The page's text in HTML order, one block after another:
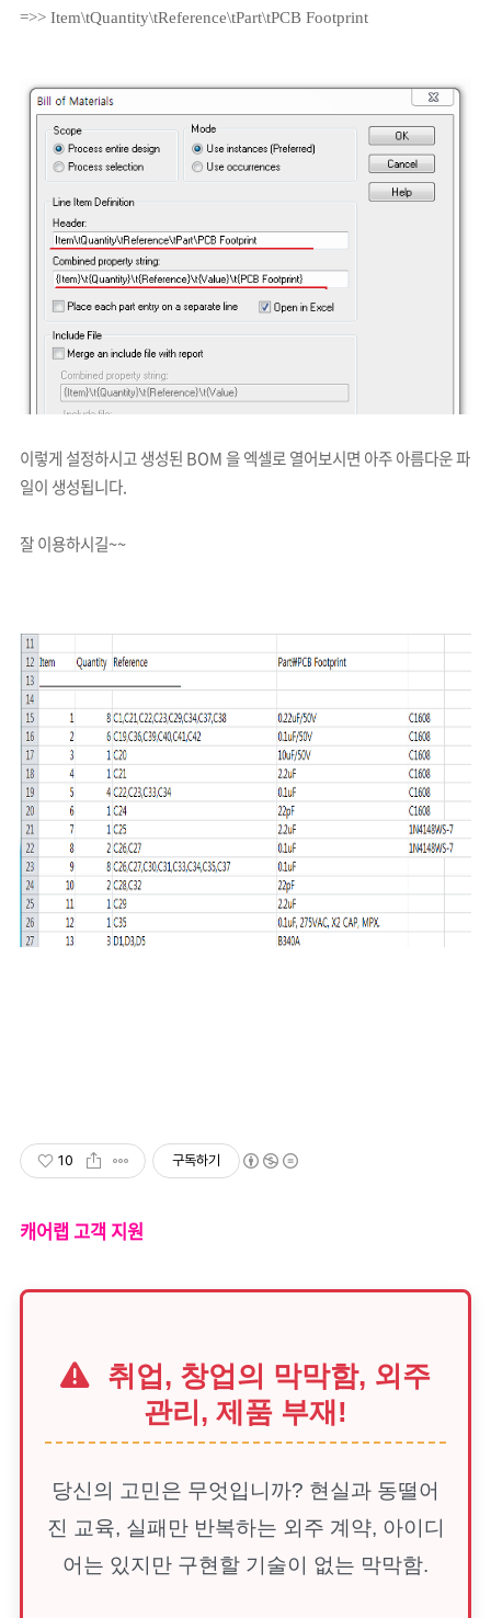
=>> Item\tQuantity\tReference\tPart\tPCB Footprint
이렇게 설정하시고 생성된 BOM 을 엑셀로 열어보시면 아주 아름다운 파
일이 생성됩니다.
잘 이용하시길~~
10 구독하기
캐어랩 고객 지원
취업, 창업의 막막함, 외주
관리, 제품 부재!
당신의 고민은 무엇입니까? 현실과 동떨어
진 교육, 실패만 반복하는 외주 계약, 아이디
어는 있지만 구현할 기술이 없는 막막함.